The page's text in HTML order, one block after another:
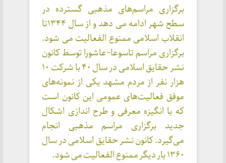
برگزاری مراسم‌های مذهبی گسترده در
سطح شهر ادامه می دهد و از سال ۱۳۴۴تا
انقلاب اسلامی ممنوع الفعالیت می شود.
برگزاری مراسم تاسوعا-عاشورا توسط کانون
نشر حقایق اسلامی در سال ۴۰ با شرکت ۱۰
هزار نفر از مردم مشهد یکی از نمونه‌های
موفق فعالیت‌های عمومی این کانون است
که با انگیزه معرفی و طرح اندازی اشکال
جدید برگزاری مراسم مذهبی انجام
می‌گیرد. کانون نشر حقایق اسلامی در سال
۱۳۶۰ بار دیگر ممنوع الفعالیت می شود.